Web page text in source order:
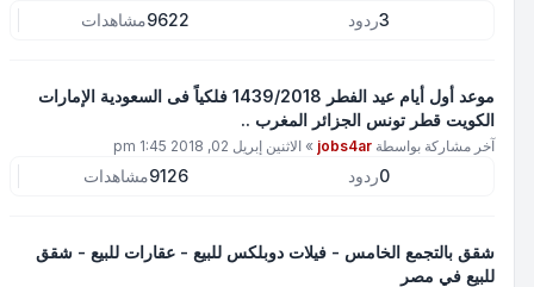
ردود 9622مشاهدات
موعد أول أيام عيد الفطر 1439/2018 فلكياً فى السعودية الإمارات
الكويت قطر تونس الجزائر المغرب ..
آخر مشاركة بواسطةjobs4ar
»الاثنين إبريل 02, 2018 1:45 pm
ردود 9126مشاهدات
شقق بالتجمع الخامس - فيلات دوبلكس للبيع - عقارات للبيع - شقق
للبيع في مصر